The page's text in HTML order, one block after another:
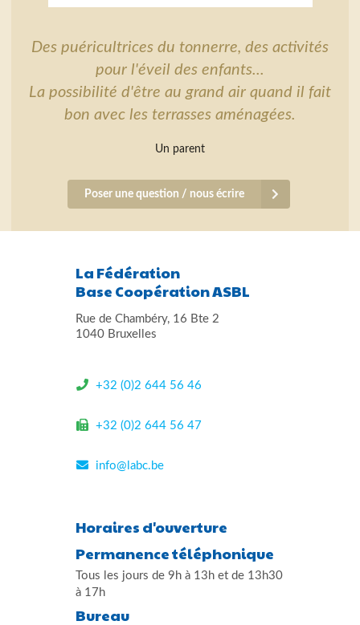
Des puéricultrices du tonnerre, des activités
pour l'éveil des enfants...
La possibilité d'être au grand air quand il fait
bon avec les terrasses aménagées.
Un parent
Poser une question / nous écrire
La Fédération
Base Coopération ASBL
Rue de Chambéry, 16 Bte 2
1040 Bruxelles
+32 (0)2 644 56 46
+32 (0)2 644 56 47
info@labc.be
Horaires d'ouverture
Permanence téléphonique
Tous les jours de 9h à 13h et de 13h30
à 17h
Bureau